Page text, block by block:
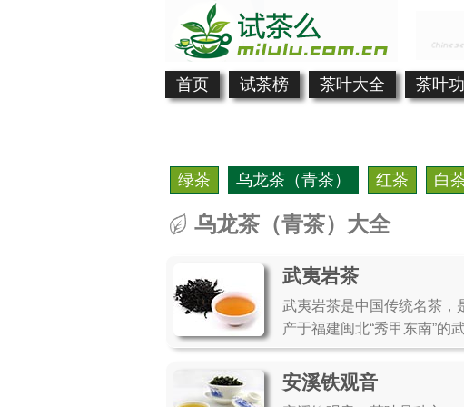
首页 试茶榜 茶叶大全 茶叶
绿茶 乌龙茶（青茶） 红茶 白
乌龙茶（青茶）大全
武夷岩茶
武夷岩茶是中国传统名茶，
产于福建闽北“秀甲东南”
安溪铁观音